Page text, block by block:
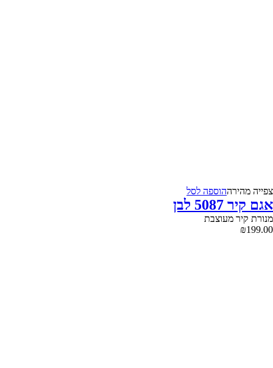
צפייה‬ ‫מהירה‬הוספה לסל
אגם קיר 5087 לבן
מנורת קיר מעוצבת
₪199.00